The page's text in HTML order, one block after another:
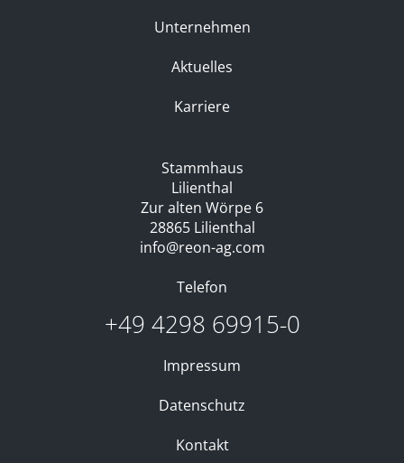
Unternehmen
Aktuelles
Karriere
Stammhaus
Lilienthal
Zur alten Wörpe 6
28865 Lilienthal
info@reon-ag.com
Telefon
+49 4298 69915-0
Impressum
Datenschutz
Kontakt